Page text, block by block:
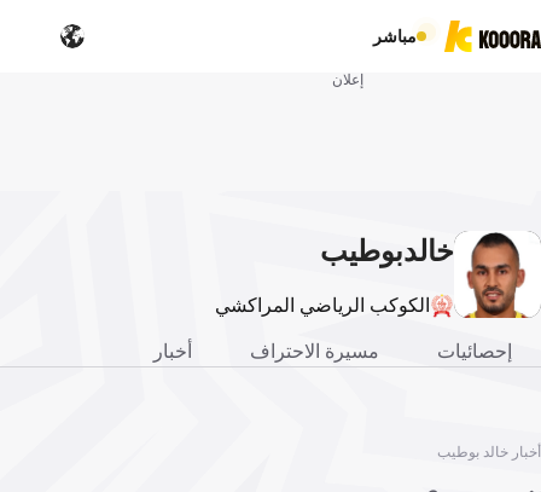
مباشر
إعلان
خالدبوطيب
الكوكب الرياضي المراكشي
إحصائيات مسيرة الاحتراف أخبار
أخبار خالد بوطيب